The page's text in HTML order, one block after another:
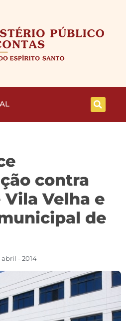
contra
Velha e
de
abril - 2014